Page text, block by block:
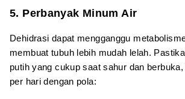
5. Perbanyak Minum Air
Dehidrasi dapat mengganggu
membuat tubuh lebih mudah lelah.
putih yang cukup saat sahur dan
per hari dengan pola: